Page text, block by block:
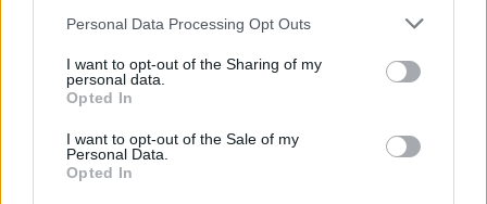
Personal Data Processing Opt Outs
I want to opt-out of the Sharing of my
personal data.
Opted In
I want to opt-out of the Sale of my
Personal Data.
Opted In